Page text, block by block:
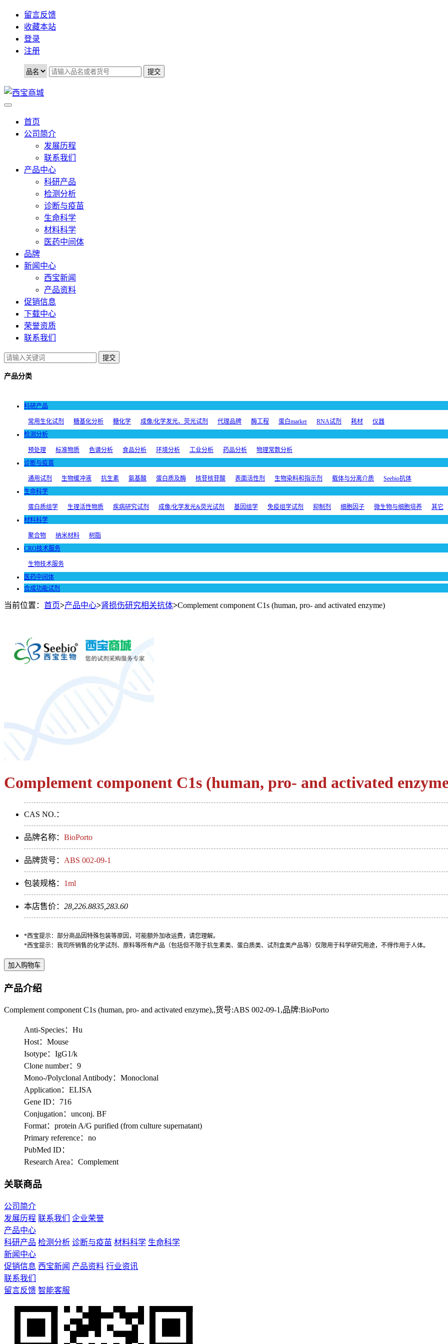
留言反馈
收藏本站
登录
注册
首页
公司简介
发展历程
联系我们
产品中心
科研产品
检测分析
诊断与疫苗
生命科学
材料科学
医药中间体
品牌
新闻中心
西宝新闻
产品资料
促销信息
下载中心
荣誉资质
联系我们
提交
产品分类
科研产品
常用生化试剂 糖基化分析 糖化学 成像/化学发光、荧光试剂 代理品牌 酶工程 蛋白marker RNA试剂 耗材
仪器
检测分析
预处理 标准物质 色谱分析 食品分析 环境分析 工业分析 药品分析
物理常数分析
诊断与疫苗
通用试剂 生物缓冲液 抗生素 氨基酸 蛋白质及酶 核苷核苷酸 表面活性剂 生物染料和指示剂 载体与分离介质
Seebio抗体
生命科学
蛋白质组学 生理活性物质 疾病研究试剂 成像/化学发光&荧光试剂 基因组学 免疫组学试剂 抑制剂 细胞因子 微生物与细胞培养
其它
材料科学
聚合物 纳米材料
树脂
CRO技术服务
生物技术服务
医药中间体
合成功能试剂
当前位置： 首页>产品中心>肾损伤研究相关抗体>Complement component C1s (human, pro- and activated enzyme)
Complement component C1s (human, pro- and activated
CAS NO.：
品牌名称： BioPorto
品牌货号： ABS 002-09-1
包装规格： 1ml
本店售价： 28,226.8835,283.60
*西宝提示：部分商品因特殊包装等原因，可能额外加收运费，请您理解。
*西宝提示：我司所销售的化学试剂、原料等所有产品（包括但不限于抗生素类、蛋白质类、试剂盒类产品等）仅限用于科学研究用途，不得作用于人体。
产品介绍
Complement component C1s (human, pro- and activated enzyme),,货号:ABS 002-09-1,品牌:BioPorto
Anti-Species：Hu
Host：Mouse
Isotype：IgG1/k
Clone number：9
Mono-/Polyclonal Antibody：Monoclonal
Application：ELISA
Gene ID：716
Conjugation：unconj. BF
Format：protein A/G purified (from culture supernatant)
Primary reference：no
PubMed ID：
Research Area：Complement
关联商品
公司简介
发展历程 联系我们
企业荣誉
产品中心
科研产品 检测分析 诊断与疫苗 材料科学 生命科学
新闻中心
促销信息 西宝新闻 产品资料 行业资讯
联系我们
留言反馈 智能客服